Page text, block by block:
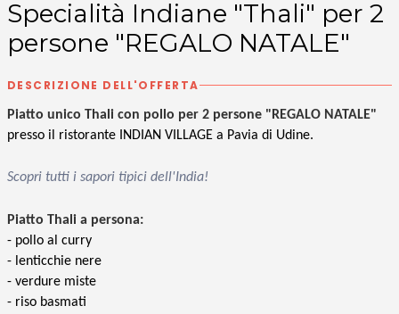
Specialità Indiane "Thali" per 2
persone "REGALO NATALE"
DESCRIZIONE DELL'OFFERTA
Piatto unico Thali con pollo per 2 persone "REGALO NATALE"
presso il ristorante INDIAN VILLAGE a Pavia di Udine.
Scopri tutti i sapori tipici dell'India!
Piatto Thali a persona:
- lenticchie nere
- verdure miste